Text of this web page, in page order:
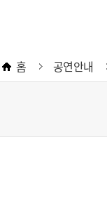
홈 공연안내